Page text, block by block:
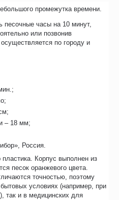
промежутка времени.
песочные часы на 10 минут,
или позвонив
по городу и
– 18 мм;
Россия.
Корпус выполнен из
песок оранжевого цвета.
точностью, поэтому
условиях (например, при
так и в медицинских для